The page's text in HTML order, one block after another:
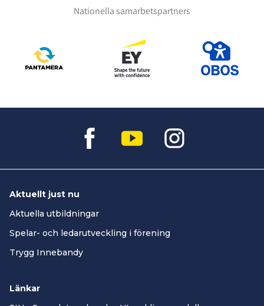
Nationella samarbetspartners
Aktuellt just nu
Aktuella utbildningar
Spelar- och ledarutveckling i förening
Trygg Innebandy
Länkar